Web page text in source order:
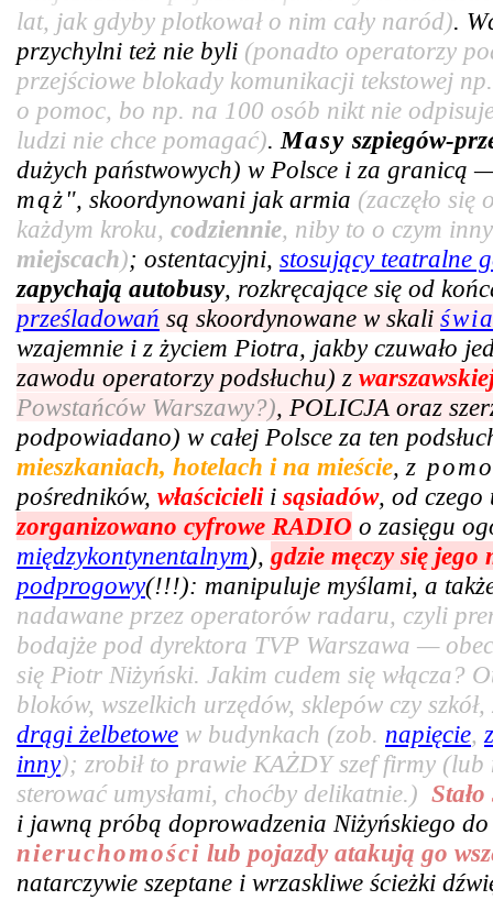
lat, jak gdyby plotkował o nim cały naród).
przychylni też nie byli (ponadto operatorzy
przejściowe blokady komunikacji tekstowej
o pomoc, bo np. na 100 osób nikt nie
ludzi nie chce pomagać). Masy szpiegów-
dużych państwowych) w Polsce i za granicą
mąż", skoordynowani jak armia (zaczęło się
każdym kroku, codziennie, niby to o czym
miejscach); ostentacyjni, stosujący teatralne
zapychają autobusy, rozkręcające się od
prześladowań są skoordynowane w skali
wzajemnie i z życiem Piotra, jakby czuwało
zawodu operatorzy podsłuchu) z
Powstańców Warszawy?), POLICJA oraz
podpowiadano) w całej Polsce za ten
mieszkaniach, hotelach i na mieście, z
pośredników, właścicielii sąsiadów, od czego
zorganizowano cyfrowe RADIO o zasięgu
międzykontynentalnym), gdzie męczy się
podprogowy(!!!): manipuluje myślami, a
nadawane przez operatorów radaru, czyli
bodajże pod dyrektora TVP Warszawa —
się Piotr Niżyński. Jakim cudem się włącza?
bloków, wszelkich urzędów, sklepów czy
drągi żelbetowe w budynkach (zob. napięcie,
inny); zrobił to prawie KAŻDY szef firmy
sterować umysłami, choćby delikatnie.)
i jawną próbą doprowadzenia Niżyńskiego
nieruchomości lub pojazdy atakują go
natarczywie szeptane i wrzaskliwe ścieżki